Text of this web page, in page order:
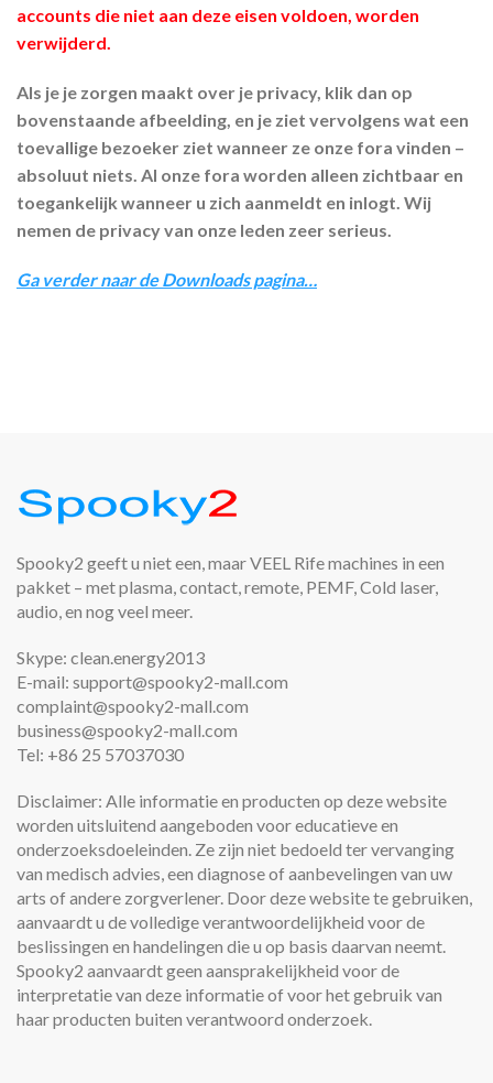
accounts die niet aan deze eisen voldoen, worden
verwijderd.
Als je je zorgen maakt over je privacy, klik dan op
bovenstaande afbeelding, en je ziet vervolgens wat een
toevallige bezoeker ziet wanneer ze onze fora vinden –
absoluut niets. Al onze fora worden alleen zichtbaar en
toegankelijk wanneer u zich aanmeldt en inlogt. Wij
nemen de privacy van onze leden zeer serieus.
Ga verder naar de Downloads pagina…
Spooky2 geeft u niet een, maar VEEL Rife machines in een
pakket – met plasma, contact, remote, PEMF, Cold laser,
audio, en nog veel meer.
Skype: clean.energy2013
E-mail: support@spooky2-mall.com
complaint@spooky2-mall.com
business@spooky2-mall.com
Tel: +86 25 57037030
Disclaimer: Alle informatie en producten op deze website
worden uitsluitend aangeboden voor educatieve en
onderzoeksdoeleinden. Ze zijn niet bedoeld ter vervanging
van medisch advies, een diagnose of aanbevelingen van uw
arts of andere zorgverlener. Door deze website te gebruiken,
aanvaardt u de volledige verantwoordelijkheid voor de
beslissingen en handelingen die u op basis daarvan neemt.
Spooky2 aanvaardt geen aansprakelijkheid voor de
interpretatie van deze informatie of voor het gebruik van
haar producten buiten verantwoord onderzoek.